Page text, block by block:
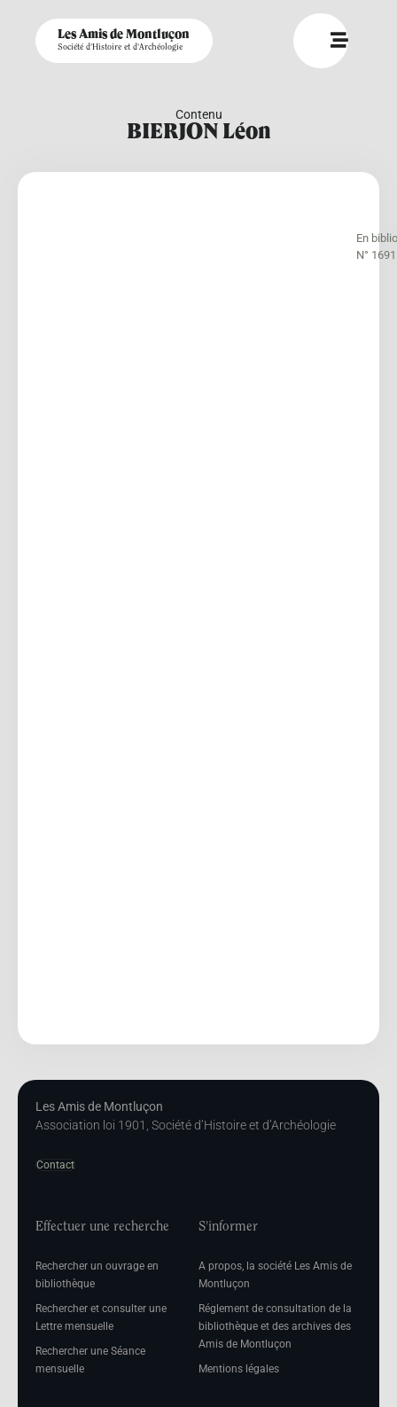
Les Amis de Montluçon
Société d'Histoire et d'Archéologie
Contenu
BIERJON Léon
En
N° 1691
Les Amis de Montluçon
Association loi 1901, Société d’Histoire et d’Archéologie
Contact
Effectuer une recherche
Rechercher un ouvrage en
bibliothèque
Rechercher et consulter une
Lettre mensuelle
Rechercher une Séance
mensuelle
S'informer
A propos, la société Les Amis de
Montluçon
Réglement de consultation de la
bibliothèque et des archives des
Amis de Montluçon
Mentions légales